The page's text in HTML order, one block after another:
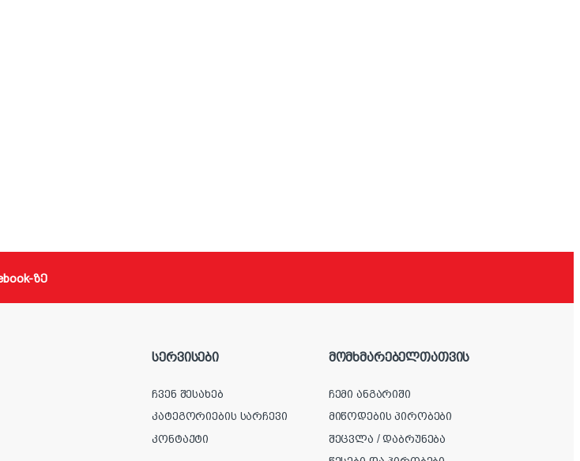
ზე
სერვისები
ჩვენ შესახებ
კატეგორიების სარჩევი
კონტაქტი
მომხმარებელთათვის
ჩემი ანგარიში
მიწოდების პირობები
შეცვლა / დაბრუნება